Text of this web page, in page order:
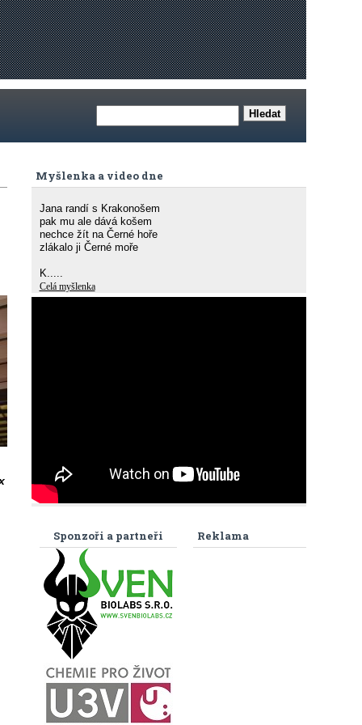
Myšlenka a video dne
Jana randí s Krakonošem
pak mu ale dává košem
nechce žít na Černé hoře
zlákalo ji Černé moře
K.....
Celá myšlenka
Reklama
Sponzoři a partneři